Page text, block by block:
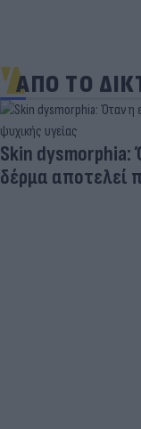
ΑΠΟ ΤΟ
Skin dysmorphia:
δέρμα αποτελεί